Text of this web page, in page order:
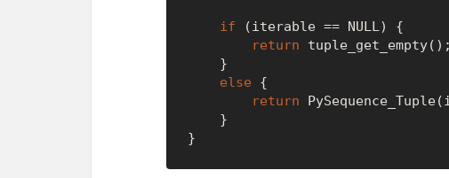
if (iterable == NULL) {
return tuple_get_empty();
else {
return